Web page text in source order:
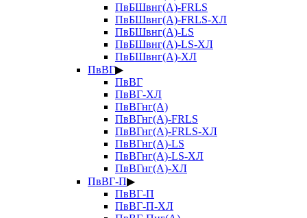
ПвБШвнг(А)-FRLS
ПвБШвнг(А)-FRLS-ХЛ
ПвБШвнг(А)-LS
ПвБШвнг(А)-LS-ХЛ
ПвБШвнг(А)-ХЛ
ПвВГ▶
ПвВГ
ПвВГ-ХЛ
ПвВГнг(А)
ПвВГнг(А)-FRLS
ПвВГнг(А)-FRLS-ХЛ
ПвВГнг(А)-LS
ПвВГнг(А)-LS-ХЛ
ПвВГнг(А)-ХЛ
ПвВГ-П▶
ПвВГ-П
ПвВГ-П-ХЛ